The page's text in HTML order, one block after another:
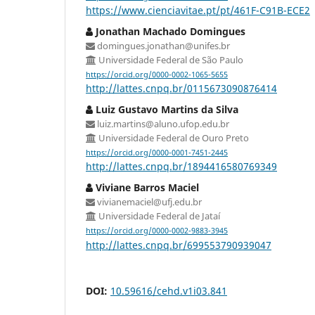
https://www.cienciavitae.pt/pt/461F-C91B-ECE2
Jonathan Machado Domingues
domingues.jonathan@unifes.br
Universidade Federal de São Paulo
https://orcid.org/0000-0002-1065-5655
http://lattes.cnpq.br/0115673090876414
Luiz Gustavo Martins da Silva
luiz.martins@aluno.ufop.edu.br
Universidade Federal de Ouro Preto
https://orcid.org/0000-0001-7451-2445
http://lattes.cnpq.br/1894416580769349
Viviane Barros Maciel
vivianemaciel@ufj.edu.br
Universidade Federal de Jataí
https://orcid.org/0000-0002-9883-3945
http://lattes.cnpq.br/699553790939047
DOI: 10.59616/cehd.v1i03.841